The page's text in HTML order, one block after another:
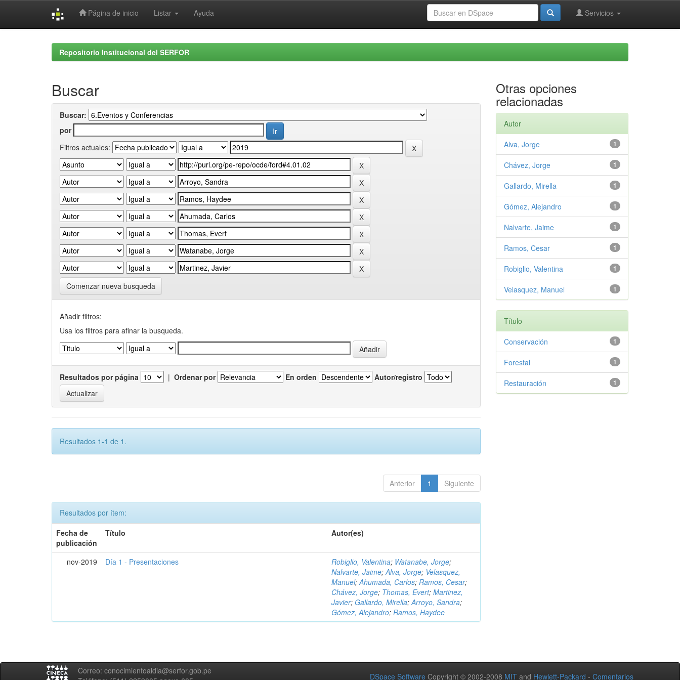
Página de inicio Listar Ayuda Servicios
Repositorio Institucional del SERFOR
Buscar
Buscar:
por
Filtros actuales:
Comenzar nueva busqueda
Añadir filtros:
Usa los filtros para afinar la busqueda.
Resultados por página | Ordenar por En orden Autor/registro
Resultados 1-1 de 1.
Anterior 1 Siguiente
Resultados por ítem:
Fecha de
publicación
Título Autor(es)
nov-2019 Día 1 - Presentaciones Robiglio, Valentina; Watanabe, Jorge;
Nalvarte, Jaime;Alva, Jorge; Velasquez,
Manuel;Ahumada, Carlos;Ramos, Cesar;
Chávez, Jorge; Thomas, Evert;Martinez,
Javier; Gallardo, Mirella;Arroyo, Sandra;
Gómez, Alejandro;Ramos, Haydee
Otras opciones
relacionadas
Autor
1
Alva, Jorge
1
Chávez, Jorge
1
Gallardo, Mirella
1
Gómez, Alejandro
1
Nalvarte, Jaime
1
Ramos, Cesar
1
Robiglio, Valentina
1
Velasquez, Manuel
Título
1
Conservación
1
Forestal
1
Restauración
Correo: conocimientoaldia@serfor.gob.pe
DSpace Software Copyright © 2002-2008 MIT and Hewlett-Packard - Comentarios